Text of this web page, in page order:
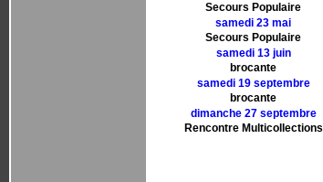
Secours Populaire
samedi 23 mai
Secours Populaire
samedi 13 juin
brocante
samedi 19 septembre
brocante
dimanche 27 septembre
Rencontre Multicollections